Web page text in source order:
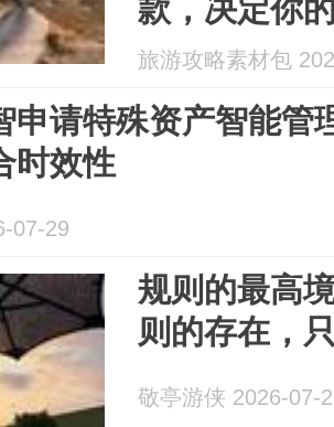
款，决定你
旅游攻略素材包
申请特殊资产智能管
时效性
07-29
规则的最高
则的存在，
敬亭游侠 2026-07-